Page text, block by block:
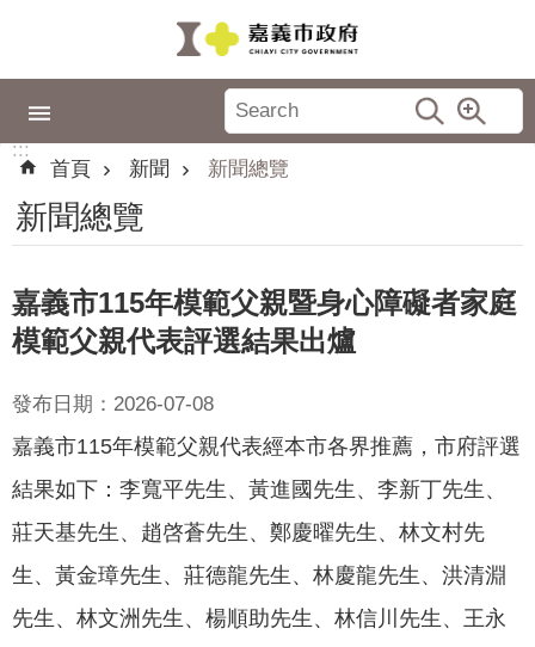
政
專
區
城
品
牌
識
嘉
義
聞
活
動
:::
首頁
新聞 新聞總覽
新聞總覽
嘉義市115年模範父親暨身心障礙者家庭
模範父親代表評選結果出爐
發布日期：2026-07-08
嘉義市115年模範父親代表經本市各界推薦，市府評選
結果如下：李寬平先生、黃進國先生、李新丁先生、
莊天基先生、趙啓蒼先生、鄭慶曜先生、林文村先
生、黃金璋先生、莊德龍先生、林慶龍先生、洪清淵
先生、林文洲先生、楊順助先生、林信川先生、王永